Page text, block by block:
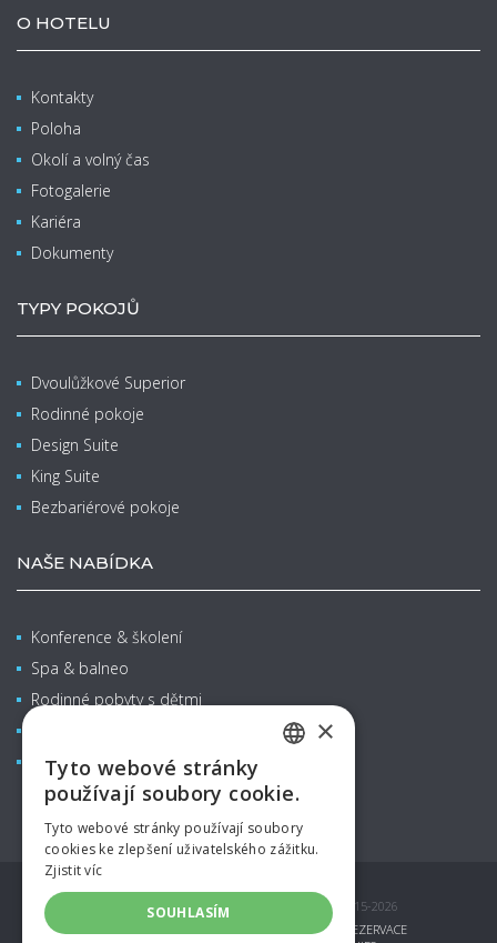
O HOTELU
Kontakty
Poloha
Okolí a volný čas
Fotogalerie
Kariéra
Dokumenty
TYPY POKOJŮ
Dvoulůžkové Superior
Rodinné pokoje
Design Suite
King Suite
Bezbariérové pokoje
NAŠE NABÍDKA
Konference & školení
Spa & balneo
Rodinné pobyty s dětmi
Aquapark
© COPYRIGHT AQUAPALACE HOTEL PRAGUE 2015-2026
DÁRKOVÉ POUKAZY
REZERVACE
GERMAN
RUSSIAN
×
Tyto webové stránky
používají soubory cookie.
Tyto webové stránky používají soubory
cookies ke zlepšení uživatelského zážitku.
Zjistit víc
SOUHLASÍM